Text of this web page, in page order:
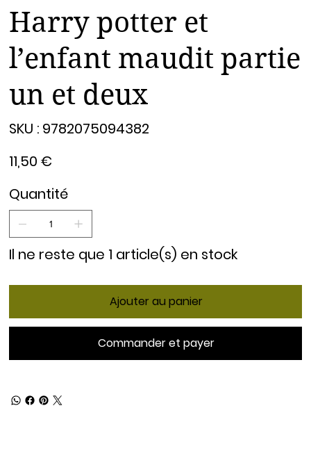
Harry potter et
l’enfant maudit partie
un et deux
SKU : 9782075094382
9782075094382
11,50 €
Quantité
Il ne reste que 1 article(s) en stock
Ajouter au panier
Commander et payer